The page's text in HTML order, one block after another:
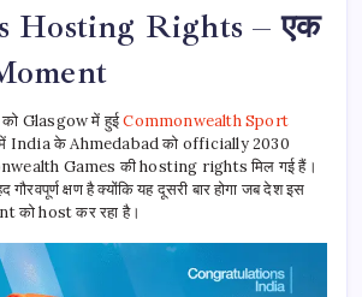
Hosting Rights – एक
Glasgow में हुईCommonwealth Sport
India के Ahmedabad को officially 2030
Games की hosting rights मिल गई हैं।
क्षण है क्योंकि यह दूसरी बार होगा जब देश इस
को host कर रहा है।